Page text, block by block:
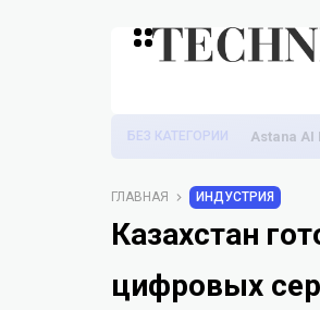
БЕЗ КАТЕГОРИИ Astana
ГЛАВНАЯ ИНДУСТРИЯ
Казахстан
цифровых